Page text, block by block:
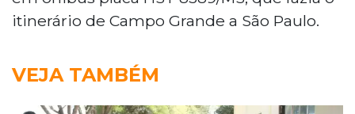
itinerário de Campo Grande a São Paulo.
VEJA TAMBÉM